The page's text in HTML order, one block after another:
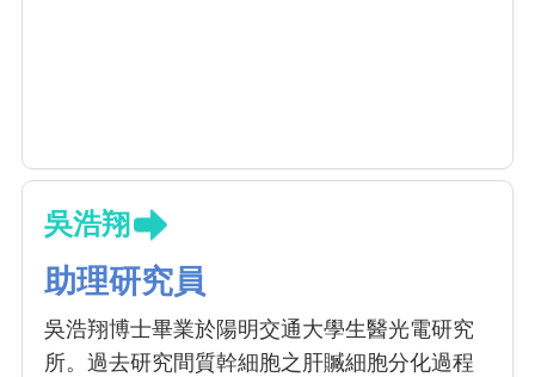
吳浩翔
助理研究員
吳浩翔博士畢業於陽明交通大學生醫光電研究
所。過去研究間質幹細胞之肝贓細胞分化過程